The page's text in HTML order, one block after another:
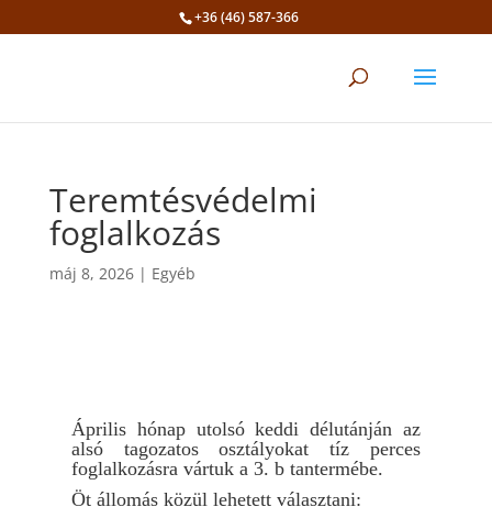
+36 (46) 587-366
Teremtésvédelmi
foglalkozás
máj 8, 2026| Egyéb
Április hónap utolsó keddi délutánján az
alsó tagozatos osztályokat tíz perces
foglalkozásra vártuk a 3. b tantermébe.
Öt állomás közül lehetett választani: